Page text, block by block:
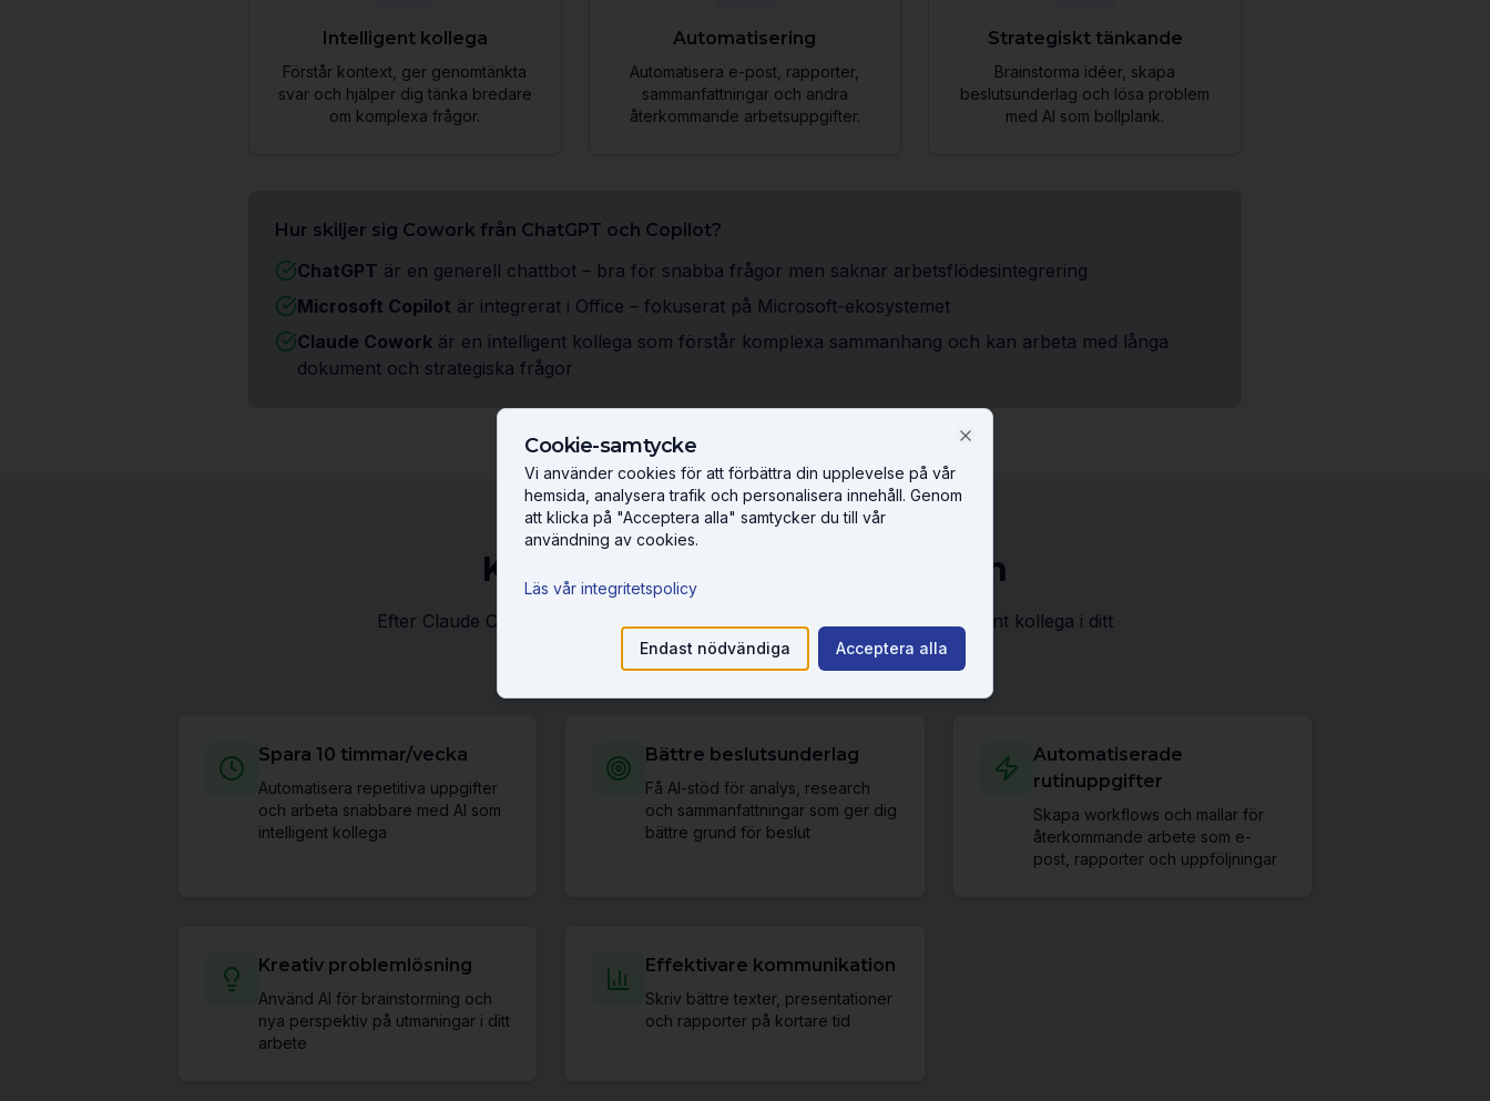
Intelligent kollega
Förstår kontext, ger genomtänkta
svar och hjälper dig tänka bredare
om komplexa frågor.
Automatisering
Automatisera e-post, rapporter,
sammanfattningar och andra
återkommande arbetsuppgifter.
Strategiskt tänkande
Brainstorma idéer, skapa
beslutsunderlag och lösa problem
med AI som bollplank.
Hur skiljer sig Cowork från ChatGPT och Copilot?
ChatGPT är en generell chattbot – bra för snabba frågor men saknar arbetsflödesintegrering
Microsoft Copilot är integrerat i Office – fokuserat på Microsoft-ekosystemet
Claude Cowork är en intelligent kollega som förstår komplexa sammanhang och kan arbeta med långa
dokument och strategiska frågor
Konkreta resultat efter kursen
Efter Claude Cowork-kursen kan du direkt börja använda AI som intelligent kollega i ditt
dagliga arbete.
Spara 10 timmar/vecka
Automatisera repetitiva uppgifter
och arbeta snabbare med AI som
intelligent kollega
Bättre beslutsunderlag
Få AI-stöd för analys, research
och sammanfattningar som ger dig
bättre grund för beslut
Automatiserade
rutinuppgifter
Skapa workflows och mallar för
återkommande arbete som e-
post, rapporter och uppföljningar
Kreativ problemlösning
Använd AI för brainstorming och
nya perspektiv på utmaningar i ditt
arbete
Effektivare kommunikation
Skriv bättre texter, presentationer
och rapporter på kortare tid
Cookie-samtycke
Vi använder cookies för att förbättra din upplevelse på vår
hemsida, analysera trafik och personalisera innehåll. Genom
att klicka på "Acceptera alla" samtycker du till vår
användning av cookies.
Läs vår integritetspolicy
Endast nödvändiga Acceptera alla